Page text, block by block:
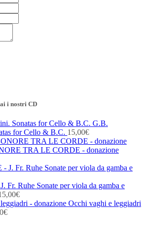
i nostri CD
G.B.
for Cello & B.C. 15,00€
TRA LE CORDE - donazione
Fr. Ruhe Sonate per viola da gamba e
€
Occhi vaghi e leggiadri
€